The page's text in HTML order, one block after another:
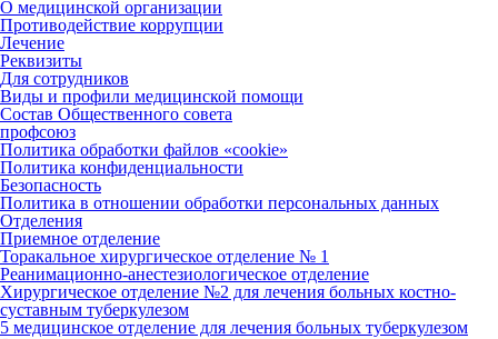
О медицинской организации
Противодействие коррупции
Лечение
Реквизиты
Для сотрудников
Виды и профили медицинской помощи
Состав Общественного совета
профсоюз
Политика обработки файлов «cookie»
Политика конфиденциальности
Безопасность
Политика в отношении обработки персональных данных
Отделения
Приемное отделение
Торакальное хирургическое отделение № 1
Реанимационно-анестезиологическое отделение
Хирургическое отделение №2 для лечения больных костно-
суставным туберкулезом
5 медицинское отделение для лечения больных туберкулезом